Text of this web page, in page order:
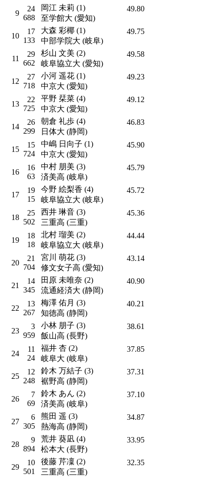
9
24
688
岡江 未莉 (1)
至学館大 (愛知)
49.80
10
17
133
大森 彩椰 (1)
中部学院大 (岐阜)
49.75
11
29
662
杉山 文美 (2)
岐阜協立大 (愛知)
49.58
12
27
718
小河 遥花 (1)
中京大 (愛知)
49.23
13
22
725
平野 栞菜 (4)
中京大 (愛知)
49.12
14
26
299
朝倉 礼歩 (4)
日体大 (静岡)
46.83
15
15
724
中嶋 日向子 (1)
中京大 (愛知)
45.90
16
16
63
中村 朋美 (3)
済美高 (岐阜)
45.79
17
19
15
今野 絵梨香 (4)
岐阜協立大 (岐阜)
45.72
18
25
502
西井 琳音 (3)
三重高 (三重)
45.36
19
18
18
北村 瑠美 (2)
岐阜協立大 (岐阜)
44.44
20
21
704
宮川 萌花 (3)
修文女子高 (愛知)
43.14
21
14
345
田原 未唯奈 (2)
流通経済大 (静岡)
40.90
22
13
267
梅澤 佑月 (3)
知徳高 (静岡)
40.21
23
3
959
小林 朋子 (3)
飯山高 (長野)
38.61
24
11
24
福井 杏 (2)
岐阜大 (岐阜)
37.85
25
12
248
鈴木 万結子 (3)
裾野高 (静岡)
37.31
26
7
69
鈴木 あん (2)
済美高 (岐阜)
37.10
27
6
305
熊田 遥 (3)
熱海高 (静岡)
34.87
28
9
894
荒井 葵凪 (4)
松本大 (長野)
33.95
29
10
501
後藤 芹凜 (2)
三重高 (三重)
32.35